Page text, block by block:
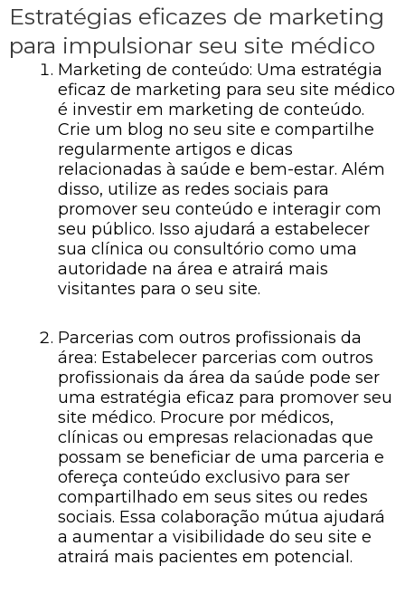
Estratégias eficazes de marketing
para impulsionar seu site médico
Marketing de conteúdo: Uma estratégia
eficaz de marketing para seu site médico
é investir em marketing de conteúdo.
Crie um blog no seu site e compartilhe
regularmente artigos e dicas
relacionadas à saúde e bem-estar. Além
disso, utilize as redes sociais para
promover seu conteúdo e interagir com
seu público. Isso ajudará a estabelecer
sua clínica ou consultório como uma
autoridade na área e atrairá mais
visitantes para o seu site.
Parcerias com outros profissionais da
área: Estabelecer parcerias com outros
profissionais da área da saúde pode ser
uma estratégia eficaz para promover seu
site médico. Procure por médicos,
clínicas ou empresas relacionadas que
possam se beneficiar de uma parceria e
ofereça conteúdo exclusivo para ser
compartilhado em seus sites ou redes
sociais. Essa colaboração mútua ajudará
a aumentar a visibilidade do seu site e
atrairá mais pacientes em potencial.